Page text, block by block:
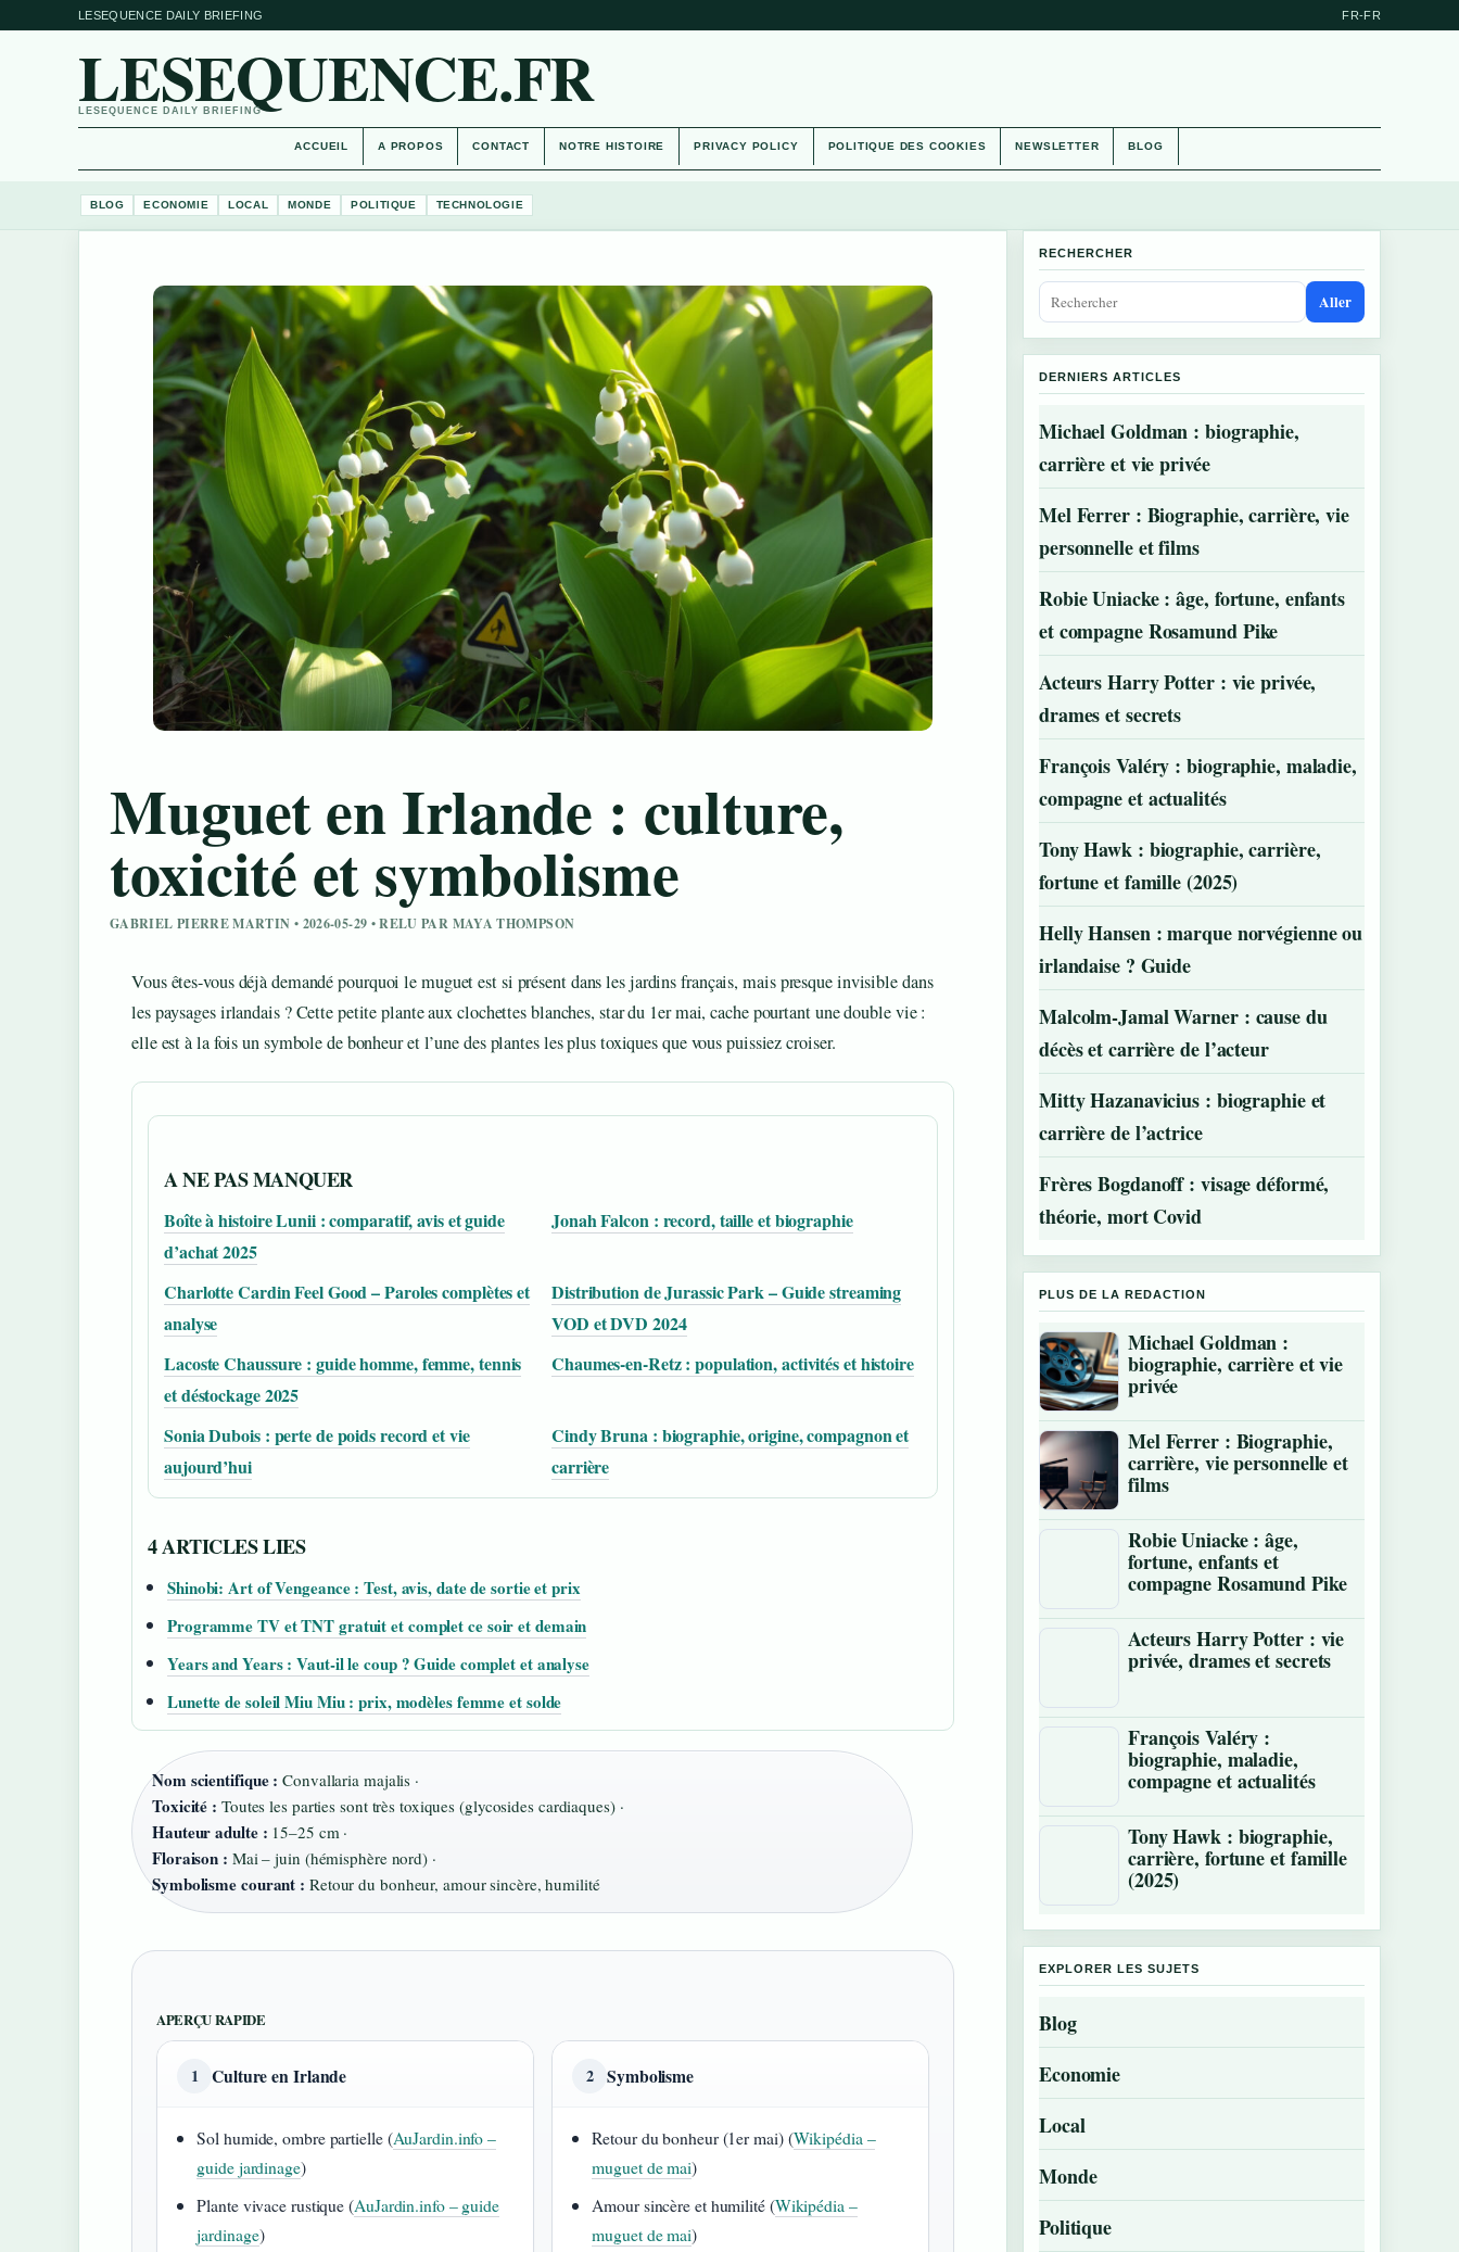
LESEQUENCE DAILY BRIEFING FR-FR
LESEQUENCE.FR
LESEQUENCE DAILY BRIEFING
ACCUEIL A PROPOS CONTACT NOTRE HISTOIRE PRIVACY POLICY POLITIQUE DES COOKIES NEWSLETTER BLOG
BLOG ECONOMIE LOCAL MONDE POLITIQUE TECHNOLOGIE
Muguet en Irlande : culture,
toxicité et symbolisme
GABRIEL PIERRE MARTIN • 2026-05-29 • RELU PAR MAYA THOMPSON
Vous êtes-vous déjà demandé pourquoi le muguet est si présent dans les jardins français, mais presque invisible dans
les paysages irlandais ? Cette petite plante aux clochettes blanches, star du 1er mai, cache pourtant une double vie :
elle est à la fois un symbole de bonheur et l’une des plantes les plus toxiques que vous puissiez croiser.
A NE PAS MANQUER
Boîte à histoire Lunii : comparatif, avis et guide
d’achat 2025
Jonah Falcon : record, taille et biographie
Charlotte Cardin Feel Good – Paroles complètes et
analyse
Distribution de Jurassic Park – Guide streaming
VOD et DVD 2024
Lacoste Chaussure : guide homme, femme, tennis
et déstockage 2025
Chaumes-en-Retz : population, activités et histoire
Sonia Dubois : perte de poids record et vie
aujourd’hui
Cindy Bruna : biographie, origine, compagnon et
carrière
4 ARTICLES LIES
Shinobi: Art of Vengeance : Test, avis, date de sortie et prix
Programme TV et TNT gratuit et complet ce soir et demain
Years and Years : Vaut-il le coup ? Guide complet et analyse
Lunette de soleil Miu Miu : prix, modèles femme et solde
Nom scientifique : Convallaria majalis ·
Toxicité : Toutes les parties sont très toxiques (glycosides cardiaques) ·
Hauteur adulte : 15–25 cm ·
Floraison : Mai – juin (hémisphère nord) ·
Symbolisme courant : Retour du bonheur, amour sincère, humilité
APERÇU RAPIDE
1 Culture en Irlande
Sol humide, ombre partielle (AuJardin.info –
guide jardinage)
Plante vivace rustique (AuJardin.info – guide
jardinage)
2 Symbolisme
Retour du bonheur (1er mai) (Wikipédia –
muguet de mai)
Amour sincère et humilité (Wikipédia –
muguet de mai)
RECHERCHER
Aller
DERNIERS ARTICLES
Michael Goldman : biographie,
carrière et vie privée
Mel Ferrer : Biographie, carrière, vie
personnelle et films
Robie Uniacke : âge, fortune, enfants
et compagne Rosamund Pike
Acteurs Harry Potter : vie privée,
drames et secrets
François Valéry : biographie, maladie,
compagne et actualités
Tony Hawk : biographie, carrière,
fortune et famille (2025)
Helly Hansen : marque norvégienne ou
irlandaise ? Guide
Malcolm-Jamal Warner : cause du
décès et carrière de l’acteur
Mitty Hazanavicius : biographie et
carrière de l’actrice
Frères Bogdanoff : visage déformé,
théorie, mort Covid
PLUS DE LA REDACTION
Michael Goldman :
biographie, carrière et vie
privée
Mel Ferrer : Biographie,
carrière, vie personnelle et
films
Robie Uniacke : âge,
fortune, enfants et
compagne Rosamund Pike
Acteurs Harry Potter : vie
privée, drames et secrets
François Valéry :
biographie, maladie,
compagne et actualités
Tony Hawk : biographie,
carrière, fortune et famille
(2025)
EXPLORER LES SUJETS
Blog
Economie
Local
Monde
Politique